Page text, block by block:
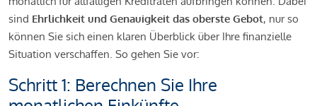
sind Ehrlichkeit und Genauigkeit das oberste Gebot, nur so
können Sie sich einen klaren Überblick über Ihre finanzielle
Situation verschaffen. So gehen Sie vor:
Schritt 1: Berechnen Sie Ihre